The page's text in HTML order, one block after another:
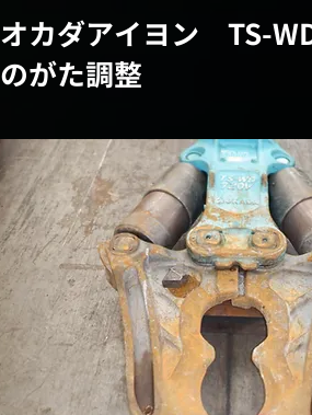
オカダアイヨン TS-
のがた調整